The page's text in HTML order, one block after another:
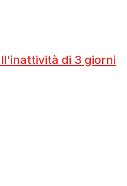
di 3 giorni